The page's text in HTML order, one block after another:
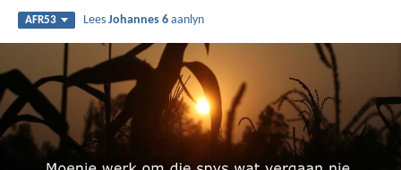
AFR53 LeesJohannes 6 aanlyn